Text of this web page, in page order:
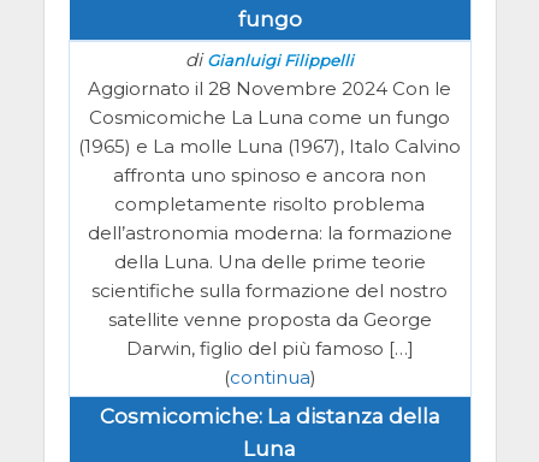
fungo
diGianluigi Filippelli
Aggiornato il 28 Novembre 2024 Con le
Cosmicomiche La Luna come un fungo
(1965) e La molle Luna (1967), Italo Calvino
affronta uno spinoso e ancora non
completamente risolto problema
dell’astronomia moderna: la formazione
della Luna. Una delle prime teorie
scientifiche sulla formazione del nostro
satellite venne proposta da George
Darwin, figlio del più famoso […]
(continua)
Cosmicomiche: La distanza della
Luna